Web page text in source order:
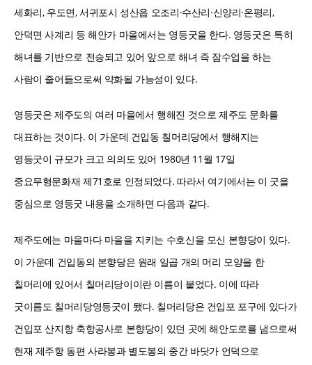
세화리, 우도면, 서귀포시 성산읍 오조리·수산리·신양리·온평리,
안덕면 사계리 등 해안가 마을에서는 영등굿을 한다. 영등굿은 특히
해녀를 기반으로 전승되고 있어 앞으로 해녀 즉 잠수업을 하는
사람이 줄어듦으로써 약화될 가능성이 있다.
영등굿은 제주도의 여러 마을에서 행해진 것으로 제주도 문화를
대표하는 것이다. 이 가운데 건입동 칠머리당에서 행해지는
영등굿이 규모가 크고 의의도 있어 1980년 11월 17일
중요무형문화재 제71호로 인정되었다. 따라서 여기에서는 이 굿을
중심으로 영등굿 내용을 소개하면 다음과 같다.
제주도에는 마을마다 마을을 지키는 수호신을 모신 본향당이 있다.
이 가운데 건입동의 본향당은 원래 일곱 개의 머리 모양을 한
칠머리에 있어서 칠머리당이이란 이름이 붙었다. 이에 따라
굿이름도 칠머리당영등굿이 됐다. 칠머리당은 건입포 포구에 있다가
건입포 산지항 축항공사로 본향당이 있던 곳에 해안도로를 냄으로써
현재 제주항 동편 사라봉과 별도봉의 중간 바닷가 언덕으로